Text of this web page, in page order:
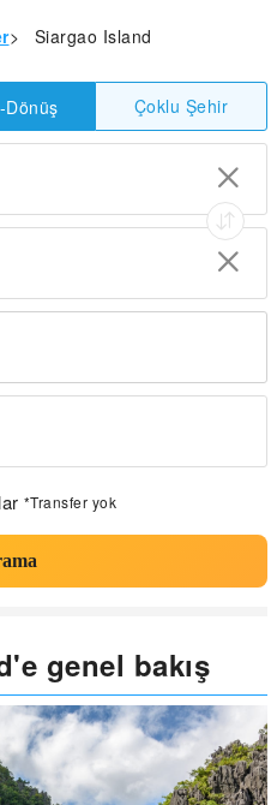
> Siargao Island
Dönüş Çoklu Şehir
*Transfer yok
genel bakış